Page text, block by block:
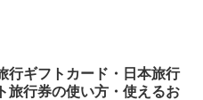
行ギフトカード・日本旅行
旅行券の使い方・使えるお